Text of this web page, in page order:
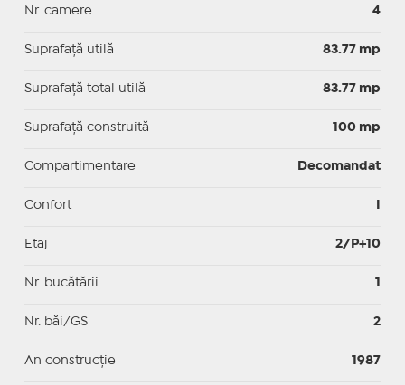
Nr. camere 4
Suprafaţă utilă 83.77 mp
Suprafaţă total utilă 83.77 mp
Suprafaţă construită 100 mp
Compartimentare Decomandat
Confort
Etaj 2/P+10
Nr. bucătării 1
Nr. băi/GS 2
An construcție 1987